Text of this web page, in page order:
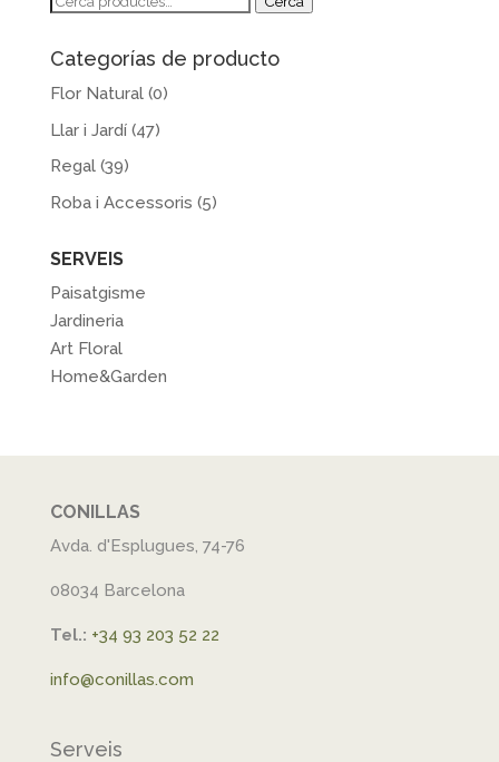
Categorías de producto
Flor Natural (0)
Llar i Jardí (47)
Regal (39)
Roba i Accessoris (5)
SERVEIS
Paisatgisme
Jardineria
Art Floral
Home&Garden
CONILLAS
Avda. d'Esplugues, 74-76
08034 Barcelona
Tel.: +34 93 203 52 22
info@conillas.com
Serveis